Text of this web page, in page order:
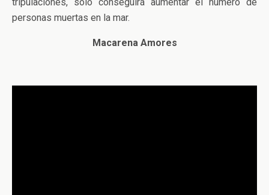
personas muertas en la mar.
Macarena Amores